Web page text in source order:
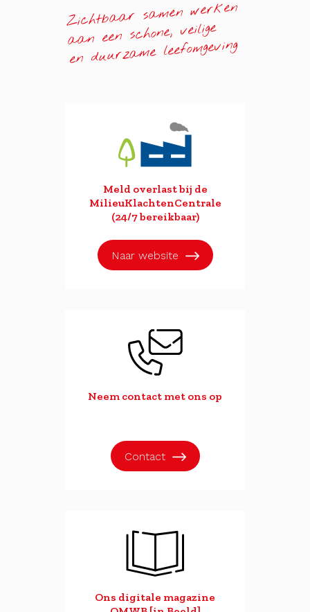
Zichtbaar samen werken
aan een schone, veilige
en duurzame leefomgeving
Meld overlast bij de
MilieuKlachtenCentrale
(24/7 bereikbaar)
Naar website
Neem contact met ons op
Contact
Ons digitale magazine